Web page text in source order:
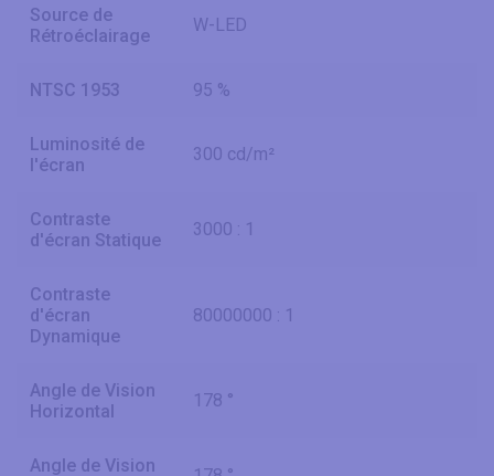
Source de
Rétroéclairage
W-LED
NTSC 1953 95 %
Luminosité de
l'écran
300 cd/m²
Contraste
d'écran Statique
3000 : 1
Contraste
d'écran
Dynamique
80000000 : 1
Angle de Vision
Horizontal
178 °
Angle de Vision